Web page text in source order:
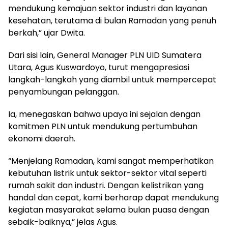
mendukung kemajuan sektor industri dan layanan
kesehatan, terutama di bulan Ramadan yang penuh
berkah,” ujar Dwita.
Dari sisi lain, General Manager PLN UID Sumatera
Utara, Agus Kuswardoyo, turut mengapresiasi
langkah-langkah yang diambil untuk mempercepat
penyambungan pelanggan.
Ia, menegaskan bahwa upaya ini sejalan dengan
komitmen PLN untuk mendukung pertumbuhan
ekonomi daerah.
“Menjelang Ramadan, kami sangat memperhatikan
kebutuhan listrik untuk sektor-sektor vital seperti
rumah sakit dan industri. Dengan kelistrikan yang
handal dan cepat, kami berharap dapat mendukung
kegiatan masyarakat selama bulan puasa dengan
sebaik-baiknya,” jelas Agus.